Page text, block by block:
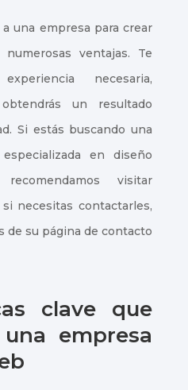
una empresa para crear
ventajas. Te
necesaria,
un resultado
Si estás buscando una
en diseño
visitar
si necesitas contactarles,
de su página de contacto
clave que
empresa